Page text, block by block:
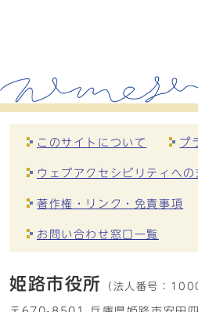
このサイトについて プ
ウェブアクセシビリティへの
著作権・リンク・免責事項
お問い合わせ窓口一覧
姫路市役所 （法人番号：